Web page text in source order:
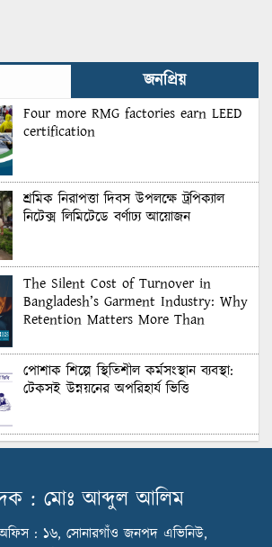
জনপ্রিয়
Four more RMG factories earn LEED
certification
শ্রমিক নিরাপত্তা দিবস উপলক্ষে ট্রপিক্যাল
নিটেক্স লিমিটেডে বর্ণাঢ্য আয়োজন
The Silent Cost of Turnover in
Bangladesh’s Garment Industry: Why
Retention Matters More Than
পোশাক শিল্পে স্থিতিশীল কর্মসংস্থান ব্যবস্থা:
টেকসই উন্নয়নের অপরিহার্য ভিত্তি
শুল্কের দেয়াল ভাঙার সুযোগ: মার্কিন বাজারে
Honoring Excellence: Texstream
: মোঃ আব্দুল আলিম
: ১৬, সোনারগাঁও জনপদ এভিনিউ,